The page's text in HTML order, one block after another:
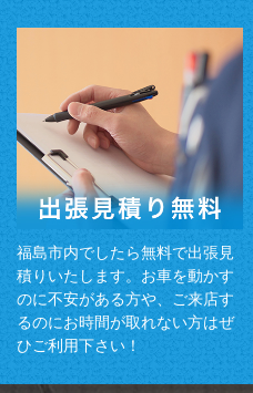
福島市内でしたら無料で出張見
積りいたします。お車を動かす
のに不安がある方や、ご来店す
るのにお時間が取れない方はぜ
ひご利用下さい！